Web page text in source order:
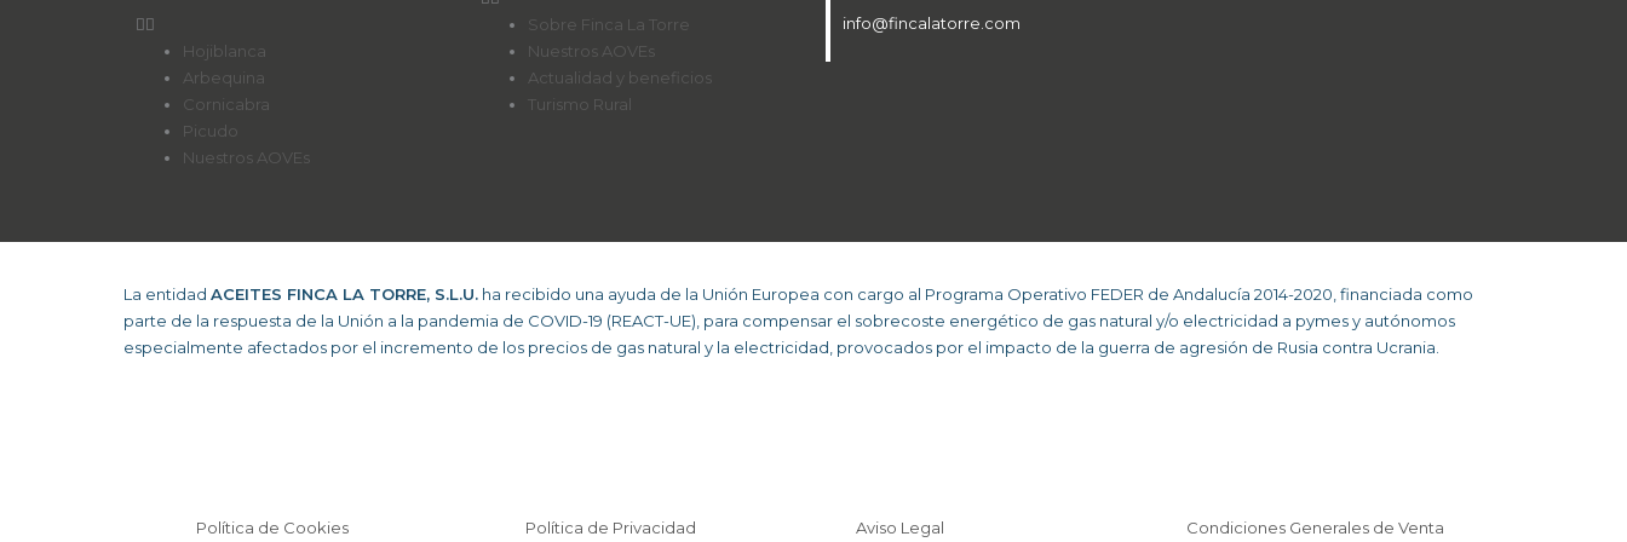
Hojiblanca
Arbequina
Cornicabra
Picudo
Nuestros AOVEs
Sobre Finca La Torre
Nuestros AOVEs
Actualidad y beneficios
Turismo Rural
info@fincalatorre.com
La entidad ACEITES FINCA LA TORRE, S.L.U. ha recibido una ayuda de la Unión Europea con cargo al Programa Operativo FEDER de Andalucía 2014-2020, financiada como
parte de la respuesta de la Unión a la pandemia de COVID-19 (REACT-UE), para compensar el sobrecoste energético de gas natural y/o electricidad a pymes y autónomos
especialmente afectados por el incremento de los precios de gas natural y la electricidad, provocados por el impacto de la guerra de agresión de Rusia contra Ucrania.
Política de Cookies Política de Privacidad Aviso Legal Condiciones Generales de Venta